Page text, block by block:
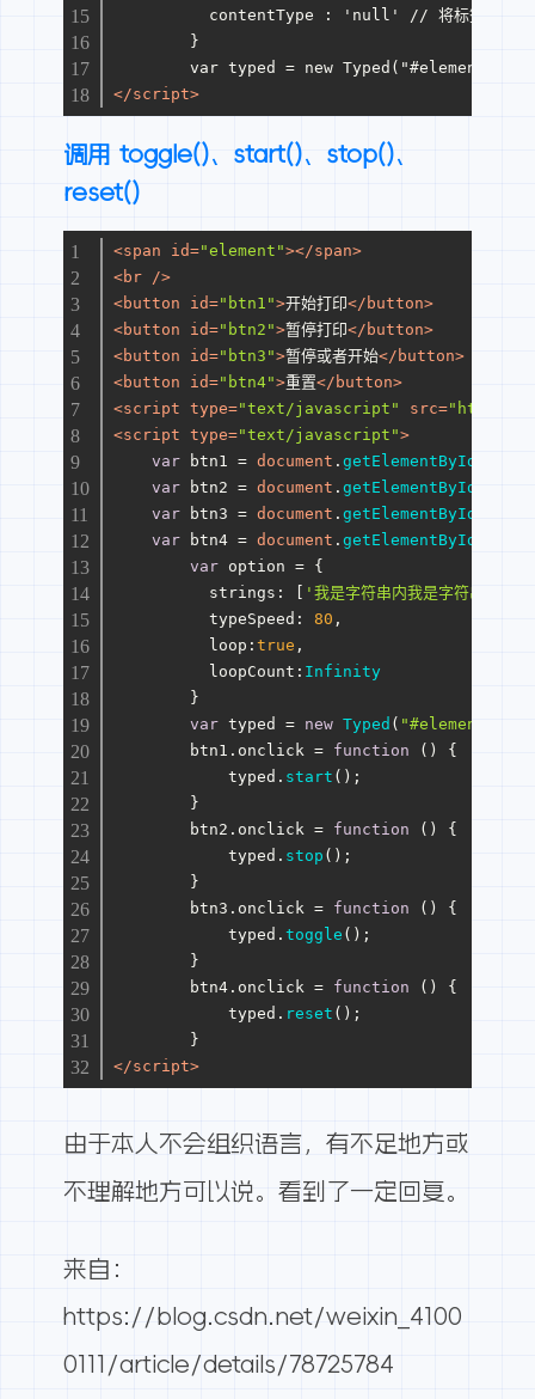
	  contentType : 'null' // 将标签
	}
var typed = new Typed("#element2",
</script>
调用 toggle()、start()、stop()、
reset()
<span id="element"></span>
<br />
<button id="btn1">开始打印</ button>
<button id="btn2">暂停打印</ button>
<button id="btn3">暂停或者开始</ button>
<button id="btn4">重置</ button>
<script type="text/javascript" src="https://
<script type="text/javascript">
var btn1 = document .getElementById
var btn2 = document .getElementById
var btn3 = document .getElementById
var btn4 = document .getElementById
var option = {
strings : [
'我是字符串内我是字符串内我
typeSpeed : 80 ,
loop :true ,
loopCount : Infinity
	}
var typed = new Typed ( "#element"
	btn1.
onclick = function ( ) {
	    typed.
start ();
	}
	btn2.
onclick = function ( ) {
	    typed.
stop ();
	}
	btn3.
onclick = function ( ) {
	    typed.
toggle ();
	}
	btn4.
onclick = function ( ) {
	    typed.
reset ();
	}
</script>
由于本人不会组织语言，有不足地方或
不理解地方可以说。看到了一定回复。
来自：
https://blog.csdn.net/weixin_4100
0111/article/details/78725784